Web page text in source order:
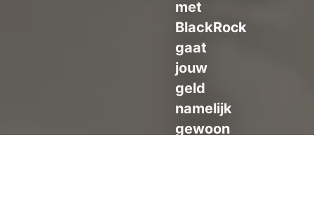
met
BlackRock
gaat
jouw
geld
namelijk
gewoon